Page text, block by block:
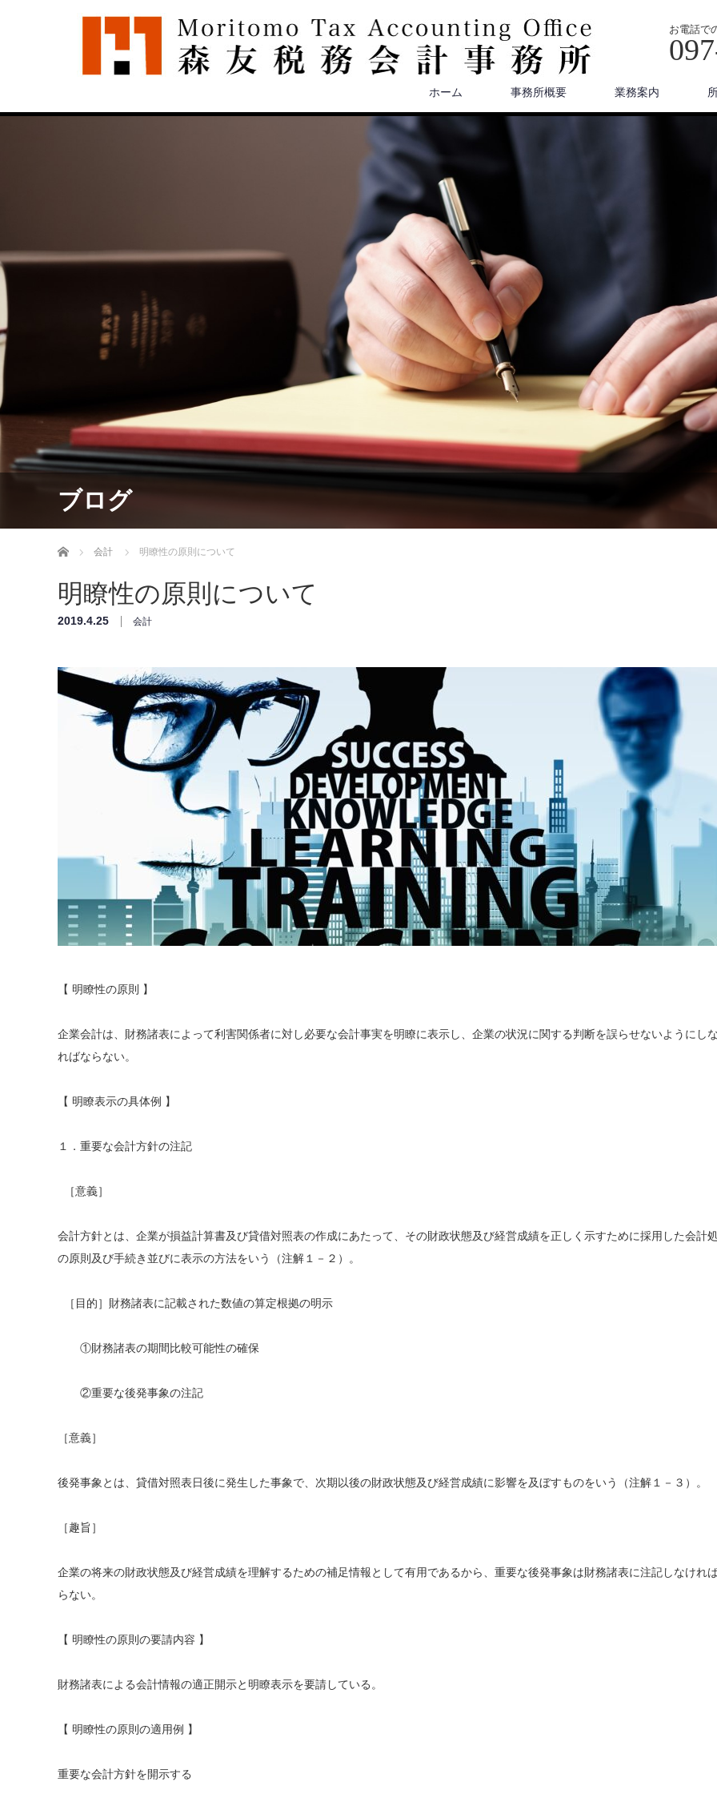
お電話で
ホーム 事務所概要 業務案内
ブログ
ホーム 会計 明瞭性の原則について
明瞭性の原則について
2019.4.25 会計
【 明瞭性の原則 】
企業会計は、財務諸表によって利害関係者に対し必要な会計事実を明瞭に表示し、企業の状況に関する判断を誤らせないようにし
ればならない。
【 明瞭表示の具体例 】
１．重要な会計方針の注記
［意義］
会計方針とは、企業が損益計算書及び貸借対照表の作成にあたって、その財政状態及び経営成績を正しく示すために採用した会計
の原則及び手続き並びに表示の方法をいう（注解１－２）。
［目的］財務諸表に記載された数値の算定根拠の明示
①財務諸表の期間比較可能性の確保
②重要な後発事象の注記
［意義］
後発事象とは、貸借対照表日後に発生した事象で、次期以後の財政状態及び経営成績に影響を及ぼすものをいう（注解１－３）。
［趣旨］
企業の将来の財政状態及び経営成績を理解するための補足情報として有用であるから、重要な後発事象は財務諸表に注記しなけれ
らない。
【 明瞭性の原則の要請内容 】
財務諸表による会計情報の適正開示と明瞭表示を要請している。
【 明瞭性の原則の適用例 】
重要な会計方針を開示する